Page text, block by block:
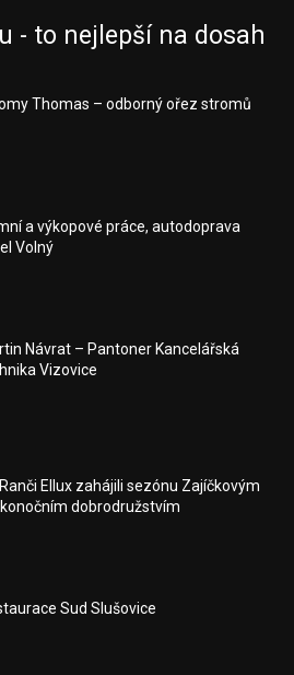
- to nejlepší na dosah
Thomas – odborný ořez stromů
a výkopové práce, autodoprava
Volný
Návrat – Pantoner Kancelářská
Vizovice
Ellux zahájili sezónu Zajíčkovým
dobrodružstvím
Sud Slušovice